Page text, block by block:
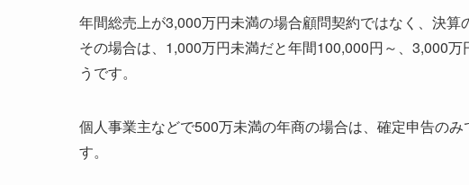
年間総売上が3,000万円未満の場合顧問契約ではなく、決算
その場合は、1,000万円未満だと年間100,000円～、3,000
うです。
個人事業主などで500万未満の年商の場合は、確定申告の
す。